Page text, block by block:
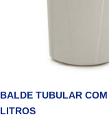
BALDE TUBULAR
LITROS